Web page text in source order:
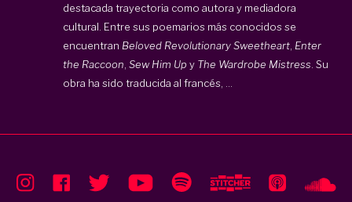
destacada trayectoria como autora y mediadora
cultural. Entre sus poemarios más conocidos se
encuentran Beloved Revolutionary Sweetheart Enter
the Raccoon Sew Him Up y The Wardrobe Mistress . Su
obra ha sido traducida al francés, ...